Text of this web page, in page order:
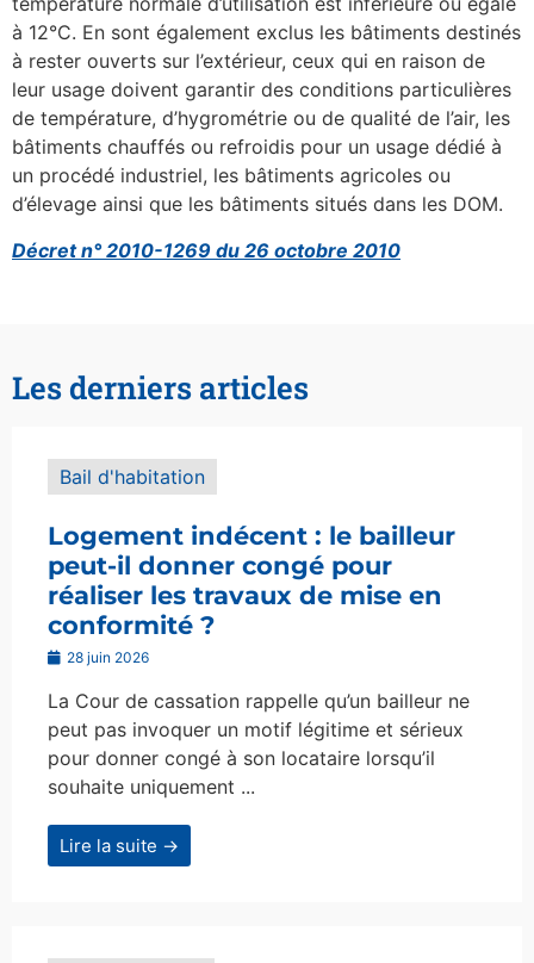
à 12°C. En sont également exclus les bâtiments destinés
à rester ouverts sur l’extérieur, ceux qui en raison de
leur usage doivent garantir des conditions particulières
de température, d’hygrométrie ou de qualité de l’air, les
bâtiments chauffés ou refroidis pour un usage dédié à
un procédé industriel, les bâtiments agricoles ou
d’élevage ainsi que les bâtiments situés dans les DOM.
Décret n° 2010-1269 du 26 octobre 2010
Les derniers articles
Bail d'habitation
Logement indécent : le bailleur
peut-il donner congé pour
réaliser les travaux de mise en
conformité ?
28 juin 2026
La Cour de cassation rappelle qu’un bailleur ne
peut pas invoquer un motif légitime et sérieux
pour donner congé à son locataire lorsqu’il
souhaite uniquement ...
Lire la suite →